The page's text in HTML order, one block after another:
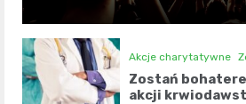
Akcje charytatywne
Zostań
akcji